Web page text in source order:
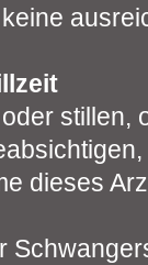
stillen,
dieses